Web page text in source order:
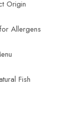
Origin
Allergens
Fish